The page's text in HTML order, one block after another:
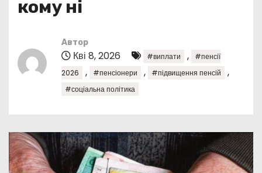
кому ні
Автор
Кві 8, 2026 #виплати ,
#пенсії
2026
, #пенсіонери , #підвищення пенсій ,
#соціальна політика